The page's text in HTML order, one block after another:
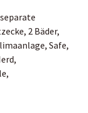
2 Bäder,
Safe,